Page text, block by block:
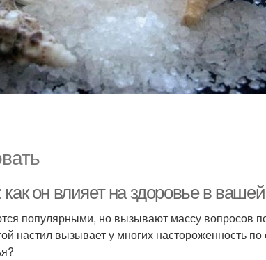
он влияет на здоровье в
популярными, но вызывают массу вопросов
настил вызывает у многих настороженность